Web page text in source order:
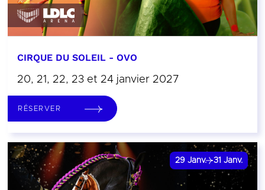
CIRQUE DU SOLEIL - OVO
20, 21, 22, 23 et 24 janvier 2027
RÉSERVER
29 Janv. 31 Janv.